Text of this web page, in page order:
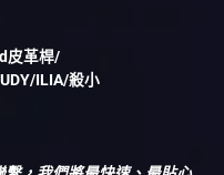
皮革桿/
ILIA/殺小